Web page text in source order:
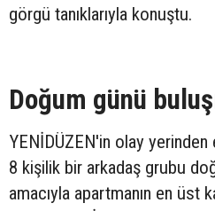
görgü tanıklarıyla konuştu.
Doğum günü
YENİDÜZEN'in olay
8 kişilik bir arkadaş grubu
amacıyla apartmanın en üst